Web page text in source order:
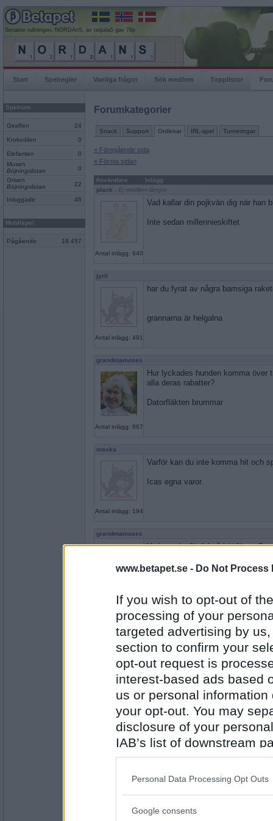
www.betapet.se - Do Not Process
If you wish to opt-out of
processing of your
targeted advertising by
section to confirm your
opt-out request is
interest-based ads based
us or personal
your opt-out. You may
disclosure of your
IAB’s list of downstream
also be disclosed by us
Downstream Participants
Please note that this
Personal Data Processing Opt Outs
Google consents
Senaste rullningen, NORDAnS, av tequila5 gav 78p
Start Spelregler Vanliga frågor Sök medlem Topplistor
Spelrum
Giraffen 24
Krokodilen 0
Elefanten
0
Musen
Böjningslistan
0
Grisen
Böjningslistan
22
Inloggade 46
Mobilspel
Pågående 18 457
Forumkategorier
Snack Support Ordlekar IRL-spel Turneringar
« Föregående sida
« Första sidan
Användare
Inlägg
plack - Ej medlem längre
Antal inlägg: 640
Vad kallar din pojkvän dig när han
Inte sedan millennieskiftet
jyril
Antal inlägg: 491
har du fyrat av några bamsiga
grannarna är helgalna
grandmamoses
Antal inlägg: 867
Hur lyckades hunden komma över
alla deras rabatter?
Datorfläkten brummar
maska
Antal inlägg: 194
Varför kan du inte komma hit och
Icas egna varor.
grandmamoses
Antal inlägg: 867
Vad var det för fel på köttfärsen?
Nu får det vara nog
1781
Har du äntligen förstått att något
skatt?
prickig korv
åsa-nisse 4U
Antal inlägg: 767
Mm, den här soppan var
krydda?
Jack Sparrow
Vem tycker du ska efterträda